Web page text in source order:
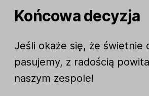
Końcowa decyzja
Jeśli okaże się, że świetnie
pasujemy, z radością
naszym zespole!